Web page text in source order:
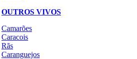
OUTROS VIVOS
Camarões
Caracois
Rãs
Caranguejos